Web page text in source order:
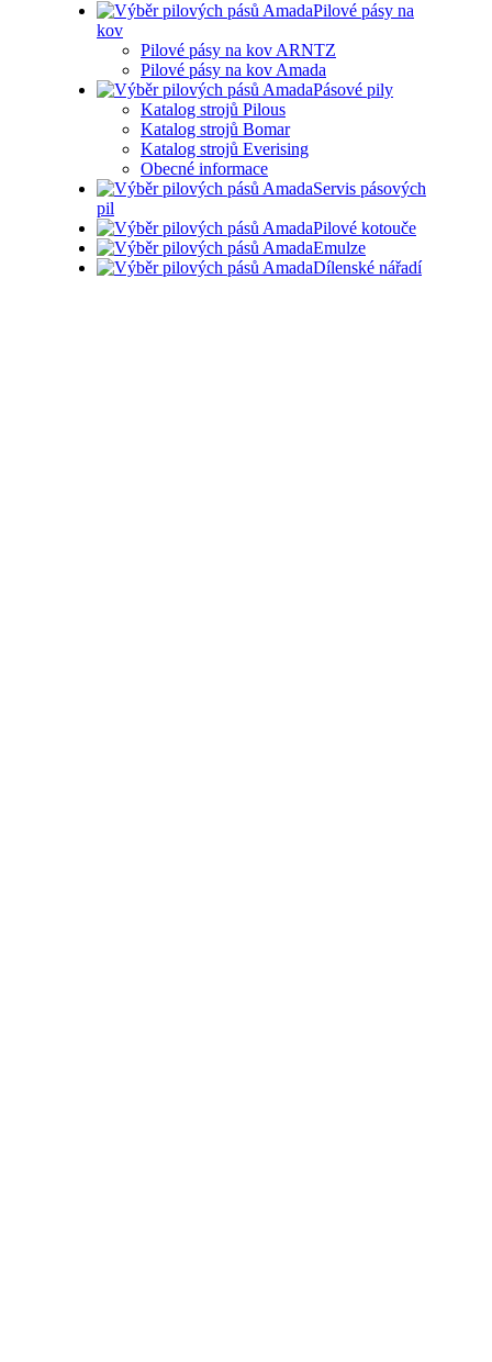
Pilové pásy na
kov
Pilové pásy na kov ARNTZ
Pilové pásy na kov Amada
Pásové pily
Katalog strojů Pilous
Katalog strojů Bomar
Katalog strojů Everising
Obecné informace
Servis pásových
pil
Pilové kotouče
Emulze
Dílenské nářadí